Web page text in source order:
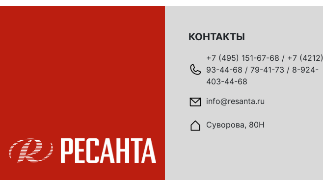
КОНТАКТЫ
+7 (495) 151-67-68 / +7 (4212)
93-44-68 / 79-41-73 / 8-924-
403-44-68
info@resanta.ru
Суворова, 80Н